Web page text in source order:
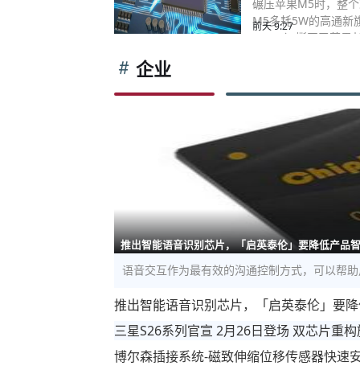
碾压苹果M5时，整
M5多耗5W的高通新
24.2%）撕开了苹
前天 9:27
企业
推出智能语音识别芯片，「启英泰伦」要降低产品
语音交互作为最有效的沟通控制方式，可以帮
推出智能语音识别芯片，「启英泰伦」要
三星S26系列官宣 2月26日登场 双芯片重
博尔森插接系统-磁致伸缩位移传感器快速